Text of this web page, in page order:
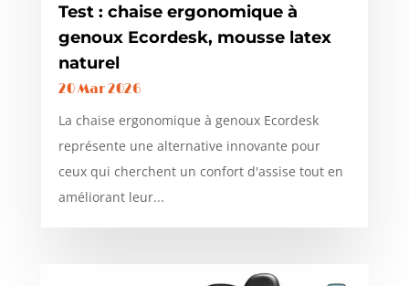
Test : chaise ergonomique à
genoux Ecordesk, mousse latex
naturel
20 Mar 2026
La chaise ergonomique à genoux Ecordesk
représente une alternative innovante pour
ceux qui cherchent un confort d'assise tout en
améliorant leur...